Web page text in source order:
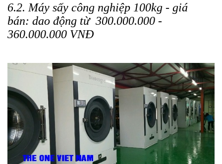
6.2. Máy sấy công nghiệp 100kg - giá
bán: dao động từ 300.000.000 -
360.000.000 VNĐ